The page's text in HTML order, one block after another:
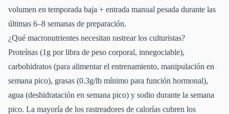
volumen en temporada baja + entrada manual pesada durante las
últimas 6–8 semanas de preparación.
¿Qué macronutrientes necesitan rastrear los culturistas?
Proteínas (1g por libra de peso corporal, innegociable),
carbohidratos (para alimentar el entrenamiento, manipulación en
semana pico), grasas (0.3g/lb mínimo para función hormonal),
agua (deshidratación en semana pico) y sodio durante la semana
pico. La mayoría de los rastreadores de calorías cubren los